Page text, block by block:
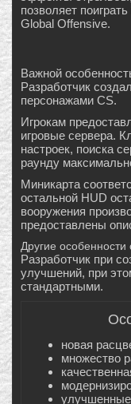
позволяет
Global Offensive.
Важной
Разработчик
персонажами CS.
Игрокам
игровые сервера.
настроек, поиска
раунду
Миникарта
остальной HUD
вооружения
предоставлены
Другие особенности
Разработчик при
улучшений, при
стандартными.
новая
множество